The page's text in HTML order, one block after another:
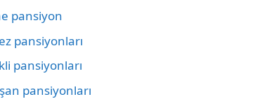
pansiyon
pansiyonları
pansiyonları
pansiyonları